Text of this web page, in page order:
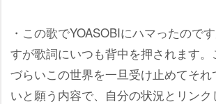
・この歌でYOASOBIにハマったので
すが歌詞にいつも背中を押されます。
づらいこの世界を一旦受け止めてそれ
いと願う内容で、自分の状況とリンク